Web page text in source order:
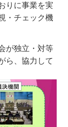
りに事業を実
・チェック機
が独立・対等
ら、協力して